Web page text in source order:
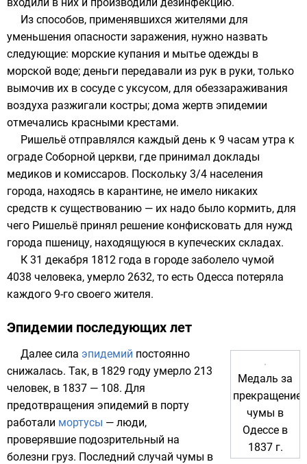
Из способов, применявшихся жителями для
уменьшения опасности заражения, нужно назвать
следующие: морские купания и мытье одежды в
морской воде; деньги передавали из рук в руки, только
вымочив их в сосуде с уксусом, для обеззараживания
воздуха разжигали костры; дома жертв эпидемии
отмечались красными крестами.
Ришельё отправлялся каждый день к 9 часам утра к
ограде Соборной церкви, где принимал доклады
медиков и комиссаров. Поскольку 3/4 населения
города, находясь в карантине, не имело никаких
средств к существованию — их надо было кормить, для
чего Ришельё принял решение конфисковать для нужд
города пшеницу, находящуюся в купеческих складах.
К 31 декабря 1812 года в городе заболело чумой
4038 человека, умерло 2632, то есть Одесса потеряла
каждого 9-го своего жителя.
Эпидемии последующих лет
Медаль за
прекращение
чумы в
Одессе в
1837 г.
Далее сила эпидемий постоянно
снижалась. Так, в 1829 году умерло 213
человек, в 1837 — 108. Для
предотвращения эпидемий в порту
работали мортусы — люди,
проверявшие подозрительный на
болезни груз. Последний случай чумы в